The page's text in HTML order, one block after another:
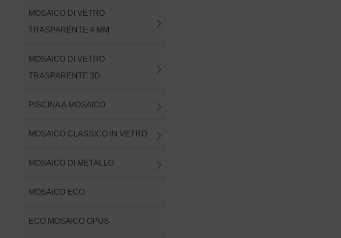
MOSAICO DI VETRO
TRASPARENTE 4 MM
MOSAICO DI VETRO
TRASPARENTE 3D
PISCINA A MOSAICO
MOSAICO CLASSICO IN VETRO
MOSAICO DI METALLO
MOSAICO ECO
ECO MOSAICO OPUS